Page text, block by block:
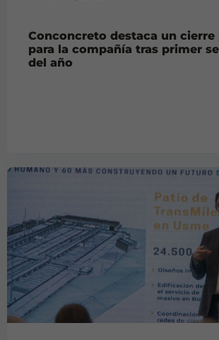
Conconcreto destaca un
para la compañía tras primer
del año